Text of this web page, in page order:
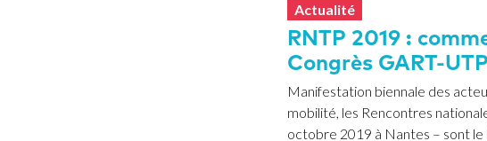
Actualité
RNTP 2019 :
Congrès GART-
Manifestation biennale des
mobilité, les Rencontres
octobre 2019 à Nantes – sont le